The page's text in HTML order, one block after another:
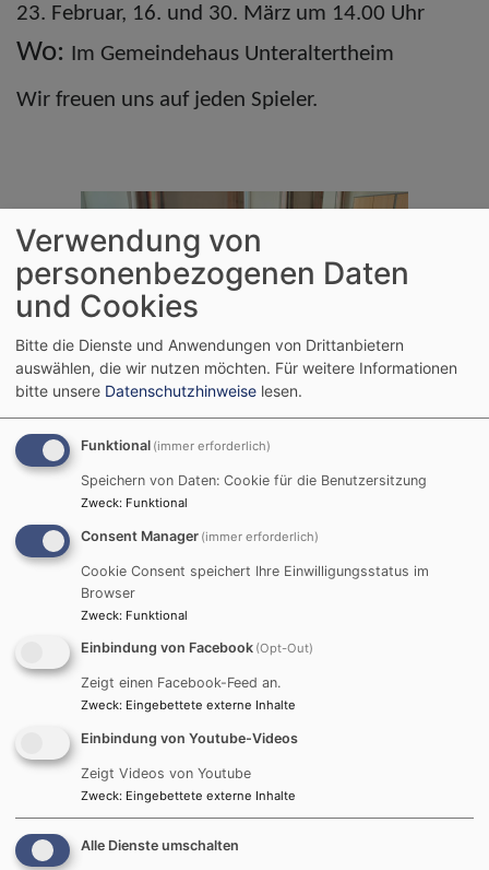
23. Februar, 16. und 30. März um 14.00 Uhr
Wo: Im Gemeindehaus Unteraltertheim
Wir freuen uns auf jeden Spieler.
Verwendung von
personenbezogenen Daten
und Cookies
Bitte die Dienste und Anwendungen von Drittanbietern
auswählen, die wir nutzen möchten. Für weitere Informationen
bitte unsere Datenschutzhinweise lesen.
Funktional (immer erforderlich)
Speichern von Daten: Cookie für die Benutzersitzung
Zweck: Funktional
Consent Manager (immer erforderlich)
Cookie Consent speichert Ihre Einwilligungsstatus im
Browser
Zweck: Funktional
Einbindung von Facebook (Opt-Out)
Zeigt einen Facebook-Feed an.
Zweck: Eingebettete externe Inhalte
Einbindung von Youtube-Videos
Zeigt Videos von Youtube
Zweck: Eingebettete externe Inhalte
Alle Dienste umschalten